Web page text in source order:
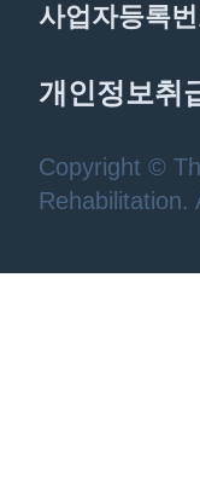
사업자등록
개인정보취
Copyright ©
Rehabilitation.